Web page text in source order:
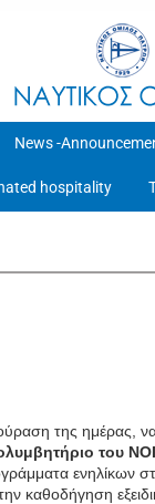
News -
hospitality
της ημέρας,
του
ενηλίκων
καθοδήγηση